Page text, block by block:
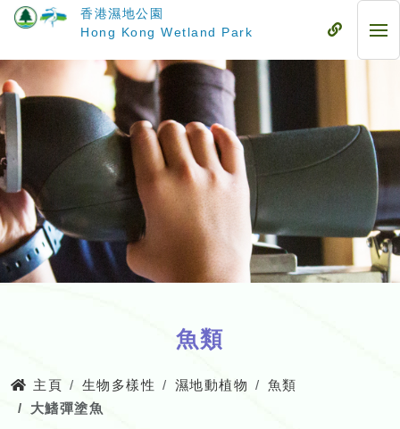
要
內
容
香港濕地公園
Hong Kong Wetland Park
流
流
動
魚類
主頁 生物多樣性 濕地動植物
魚類
大鰭彈塗魚